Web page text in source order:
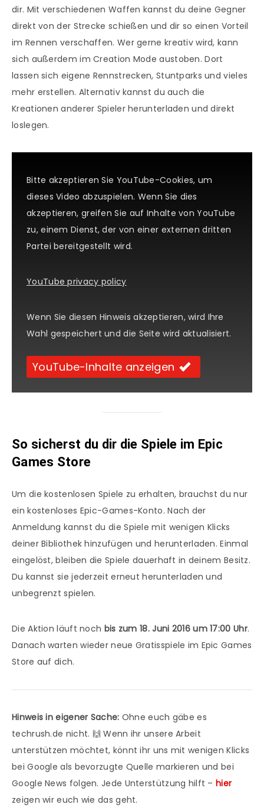
dir. Mit verschiedenen Waffen kannst du deine Gegner
direkt von der Strecke schießen und dir so einen Vorteil
im Rennen verschaffen. Wer gerne kreativ wird, kann
sich außerdem im Creation Mode austoben. Dort
lassen sich eigene Rennstrecken, Stuntparks und vieles
mehr erstellen. Alternativ kannst du auch die
Kreationen anderer Spieler herunterladen und direkt
loslegen.
Bitte akzeptieren Sie YouTube-Cookies, um
dieses Video abzuspielen. Wenn Sie dies
akzeptieren, greifen Sie auf Inhalte von YouTube
zu, einem Dienst, der von einer externen dritten
Partei bereitgestellt wird.
YouTube privacy policy
Wenn Sie diesen Hinweis akzeptieren, wird Ihre
Wahl gespeichert und die Seite wird aktualisiert.
YouTube-Inhalte anzeigen
So sicherst du dir die Spiele im Epic
Games Store
Um die kostenlosen Spiele zu erhalten, brauchst du nur
ein kostenloses Epic-Games-Konto. Nach der
Anmeldung kannst du die Spiele mit wenigen Klicks
deiner Bibliothek hinzufügen und herunterladen. Einmal
eingelöst, bleiben die Spiele dauerhaft in deinem Besitz.
Du kannst sie jederzeit erneut herunterladen und
unbegrenzt spielen.
Die Aktion läuft noch bis zum 18. Juni 2016 um 17:00 Uhr.
Danach warten wieder neue Gratisspiele im Epic Games
Store auf dich.
Hinweis in eigener Sache: Ohne euch gäbe es
techrush.de nicht. 🙌 Wenn ihr unsere Arbeit
unterstützen möchtet, könnt ihr uns mit wenigen Klicks
bei Google als bevorzugte Quelle markieren und bei
Google News folgen. Jede Unterstützung hilft –hier
zeigen wir euch wie das geht.